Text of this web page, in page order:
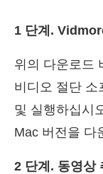
1 단계.
위의 다운로드
비디오 절단 소
및 실행하십시
Mac 버전을 다
2 단계. 동영상